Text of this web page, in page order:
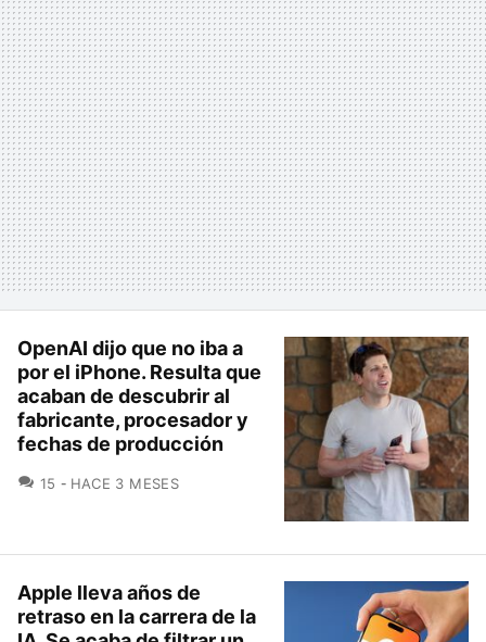
OpenAI dijo que no iba a
por el iPhone. Resulta que
acaban de descubrir al
fabricante, procesador y
fechas de producción
15 COMENTARIOS
HACE 3 MESES
Apple lleva años de
retraso en la carrera de la